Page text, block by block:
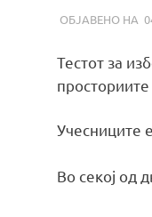
Тестот за
Учесниците
Во секој од